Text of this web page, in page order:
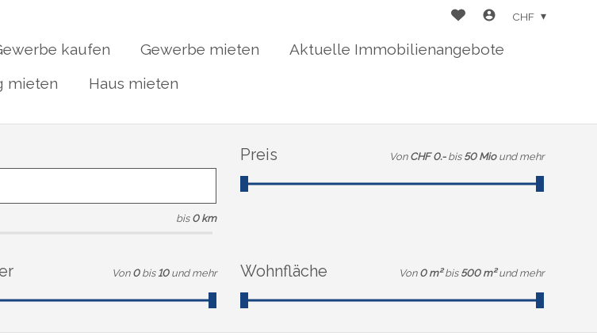
kaufen Gewerbe mieten
Aktuelle Immobilienangebote
mieten
Haus mieten
CHF
bis 0 km
Preis Von CHF 0.- bis 50 Mio und mehr
Von 0 bis 10 und mehr Wohnfläche Von 0 m² bis 500 m² und mehr